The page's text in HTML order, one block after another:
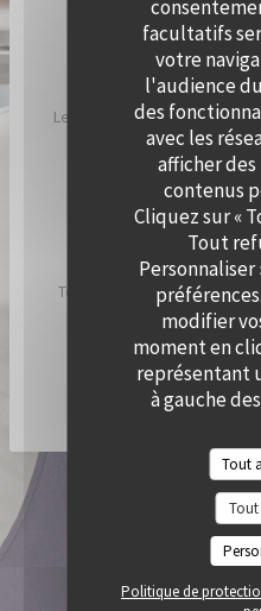
facultatifs
votre
l'audience
des
avec les
afficher
contenus
Cliquez sur «
Tout
Personnaliser
modifier
moment en
représentant
à gauche
Tout
Tout
Politique de
LE CHEF ALEXY ALGAR-
OUEST LE
Le Chef a imaginé Cramat’,
plage, inspiré par ses
Chez Cramat’, la cuisine
saveurs et
Tous les jours, nous
découvrir les
DÉCOUVRIR /
© 2026 QUAI OUEST — CRÉATION
MENTIONS
POLITIQUE DE PROTECTION DES
POLITIQUE DE